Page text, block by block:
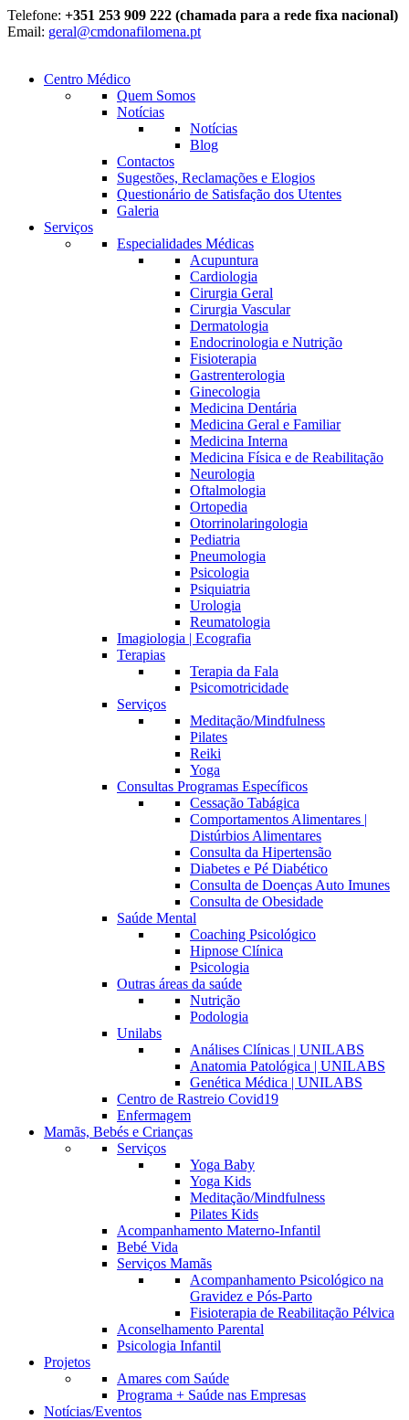
Telefone: +351 253 909 222 (chamada para a rede fixa nacional)
Email: geral@cmdonafilomena.pt
Centro Médico
Quem Somos
Notícias
Notícias
Blog
Contactos
Sugestões, Reclamações e Elogios
Questionário de Satisfação dos Utentes
Galeria
Serviços
Especialidades Médicas
Acupuntura
Cardiologia
Cirurgia Geral
Cirurgia Vascular
Dermatologia
Endocrinologia e Nutrição
Fisioterapia
Gastrenterologia
Ginecologia
Medicina Dentária
Medicina Geral e Familiar
Medicina Interna
Medicina Física e de Reabilitação
Neurologia
Oftalmologia
Ortopedia
Otorrinolaringologia
Pediatria
Pneumologia
Psicologia
Psiquiatria
Urologia
Reumatologia
Imagiologia | Ecografia
Terapias
Terapia da Fala
Psicomotricidade
Serviços
Meditação/Mindfulness
Pilates
Reiki
Yoga
Consultas Programas Específicos
Cessação Tabágica
Comportamentos Alimentares |
Distúrbios Alimentares
Consulta da Hipertensão
Diabetes e Pé Diabético
Consulta de Doenças Auto Imunes
Consulta de Obesidade
Saúde Mental
Coaching Psicológico
Hipnose Clínica
Psicologia
Outras áreas da saúde
Nutrição
Podologia
Unilabs
Análises Clínicas | UNILABS
Anatomia Patológica | UNILABS
Genética Médica | UNILABS
Centro de Rastreio Covid19
Enfermagem
Mamãs, Bebés e Crianças
Serviços
Yoga Baby
Yoga Kids
Meditação/Mindfulness
Pilates Kids
Acompanhamento Materno-Infantil
Bebé Vida
Serviços Mamãs
Acompanhamento Psicológico na
Gravidez e Pós-Parto
Fisioterapia de Reabilitação Pélvica
Aconselhamento Parental
Psicologia Infantil
Projetos
Amares com Saúde
Programa + Saúde nas Empresas
Notícias/Eventos